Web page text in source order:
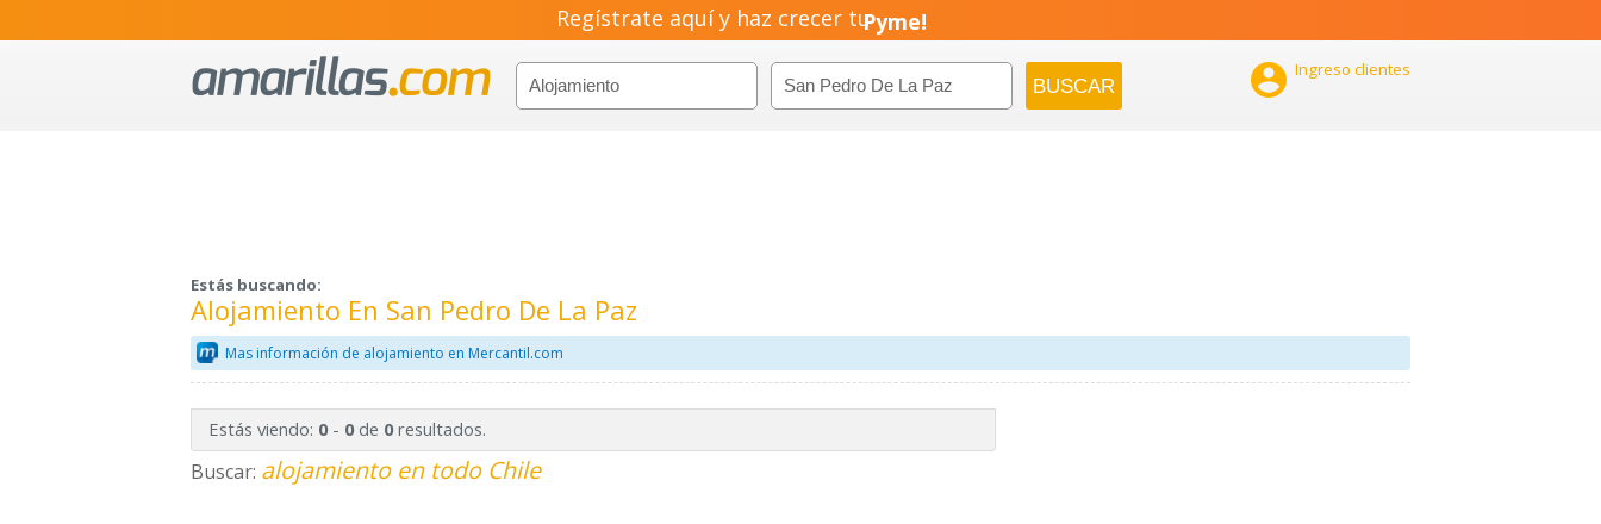
Regístrate aquí y haz crecer tuPyme!
Emprendimiento!
 Ingreso clientes
Estás buscando:
Alojamiento En San Pedro De La Paz
Mas información de alojamiento en Mercantil.com
Estás viendo: 0- 0de 0resultados.
Buscar: alojamiento en todo Chile